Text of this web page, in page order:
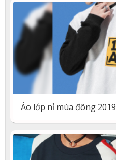
Áo lớp nỉ mùa đông 2019